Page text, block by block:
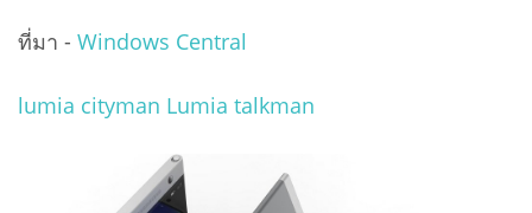
ที่มา - Windows Central
lumia cityman Lumia talkman